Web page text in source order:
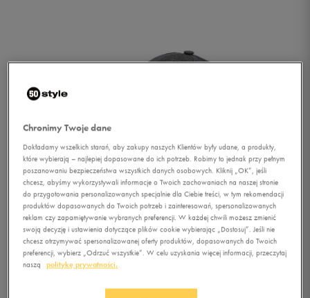
1/2
Chronimy Twoje dane
Dokładamy wszelkich starań, aby zakupy naszych Klientów były udane, a produkty,
które wybierają – najlepiej dopasowane do ich potrzeb. Robimy to jednak przy pełnym
poszanowaniu bezpieczeństwa wszystkich danych osobowych. Kliknij „OK”, jeśli
chcesz, abyśmy wykorzystywali informacje o Twoich zachowaniach na naszej stronie
do przygotowania personalizowanych specjalnie dla Ciebie treści, w tym rekomendacji
produktów dopasowanych do Twoich potrzeb i zainteresowań, spersonalizowanych
reklam czy zapamiętywanie wybranych preferencji. W każdej chwili możesz zmienić
swoją decyzję i ustawienia dotyczące plików cookie wybierając „Dostosuj”. Jeśli nie
chcesz otrzymywać spersonalizowanej oferty produktów, dopasowanych do Twoich
preferencji, wybierz „Odrzuć wszystkie”. W celu uzyskania więcej informacji, przeczytaj
naszą
politykę prywatności.